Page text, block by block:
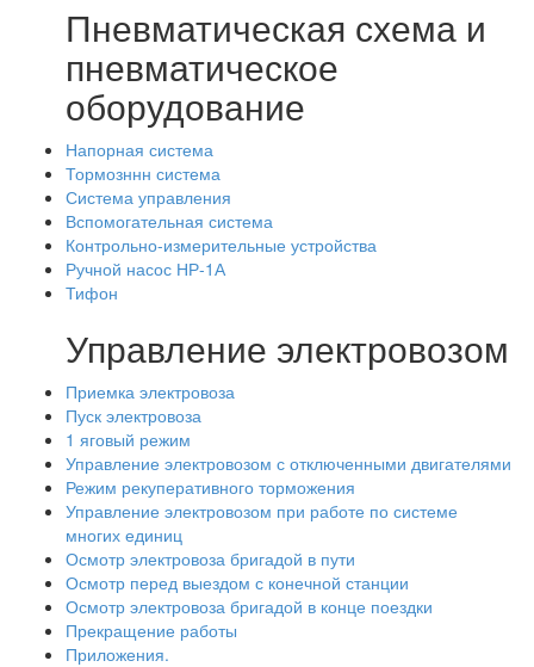
Пневматическая схема и
пневматическое
оборудование
Напорная система
Тормозннн система
Система управления
Вспомогательная система
Контрольно-измерительные устройства
Ручной насос НР-1А
Тифон
Управление электровозом
Приемка электровоза
Пуск электровоза
1 яговый режим
Управление электровозом с отключенными двигателями
Режим рекуперативного торможения
Управление электровозом при работе по системе
многих единиц
Осмотр электровоза бригадой в пути
Осмотр перед выездом с конечной станции
Осмотр электровоза бригадой в конце поездки
Прекращение работы
Приложения.